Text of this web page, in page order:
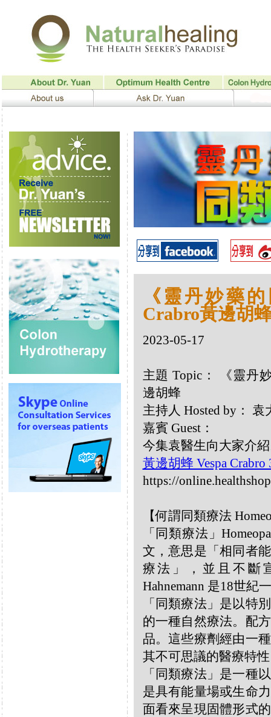
《靈丹妙藥
Crabro黃邊胡
2023-05-17
主題 Topic： 《靈丹
邊胡蜂
主持人 Hosted by：
嘉賓 Guest：
今集袁醫生向大家介
黃邊胡蜂 Vespa Crabro
https://
【何謂同類療法
「同類療法」
文，意思是「相同者
療法」，並且不斷
Hahnemann 是18世紀
「同類療法」是以特
的一種自然療法。配
品。這些療劑經由一
其不可思議的醫療特
「同類療法」是一種
是具有能量場或生命
面看來呈現固體形式